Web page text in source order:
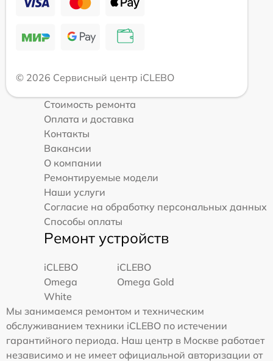
© 2026 Сервисный центр iCLEBO
Стоимость ремонта
Оплата и доставка
Контакты
Вакансии
О компании
Ремонтируемые модели
Наши услуги
Согласие на обработку персональных данных
Способы оплаты
Ремонт устройств
iCLEBO
Omega
White
iCLEBO
Omega Gold
Мы занимаемся ремонтом и техническим
обслуживанием техники iCLEBO по истечении
гарантийного периода. Наш центр в Москве работает
независимо и не имеет официальной авторизации от